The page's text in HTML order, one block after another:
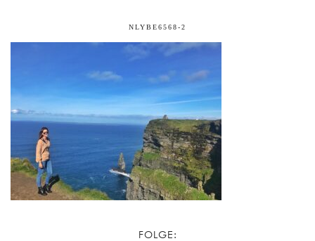
NLYBE6568-2
FOLGE: